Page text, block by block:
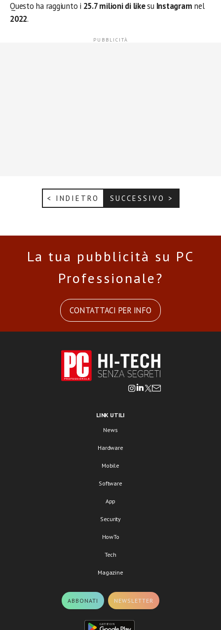
Questo ha raggiunto i 25.7 milioni di likesu Instagram nel
2022.
< INDIETRO SUCCESSIVO >
La tua pubblicità su PC
Professionale?
CONTATTACI PER INFO
LINK UTILI
News
Hardware
Mobile
Software
App
Security
HowTo
Tech
Magazine
ABBONATI NEWSLETTER